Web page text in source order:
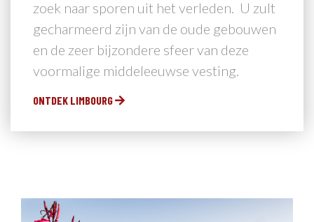
zoek naar sporen uit het verleden. U zult
gecharmeerd zijn van de oude gebouwen
en de zeer bijzondere sfeer van deze
voormalige middeleeuwse vesting.
ONTDEK LIMBOURG